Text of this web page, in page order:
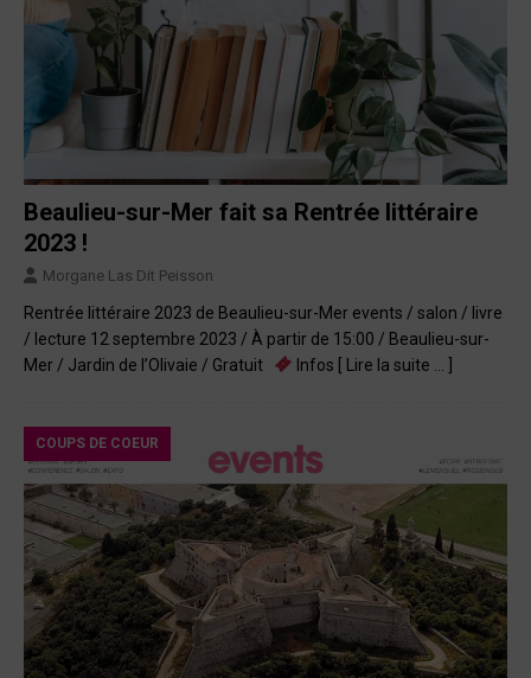
Beaulieu-sur-Mer fait sa Rentrée littéraire
2023 !
Morgane Las Dit Peisson
Rentrée littéraire 2023 de Beaulieu-sur-Mer events / salon / livre
/ lecture 12 septembre 2023 / À partir de 15:00 / Beaulieu-sur-
Mer / Jardin de l’Olivaie / Gratuit
Infos [ Lire la suite … ]
COUPS DE COEUR